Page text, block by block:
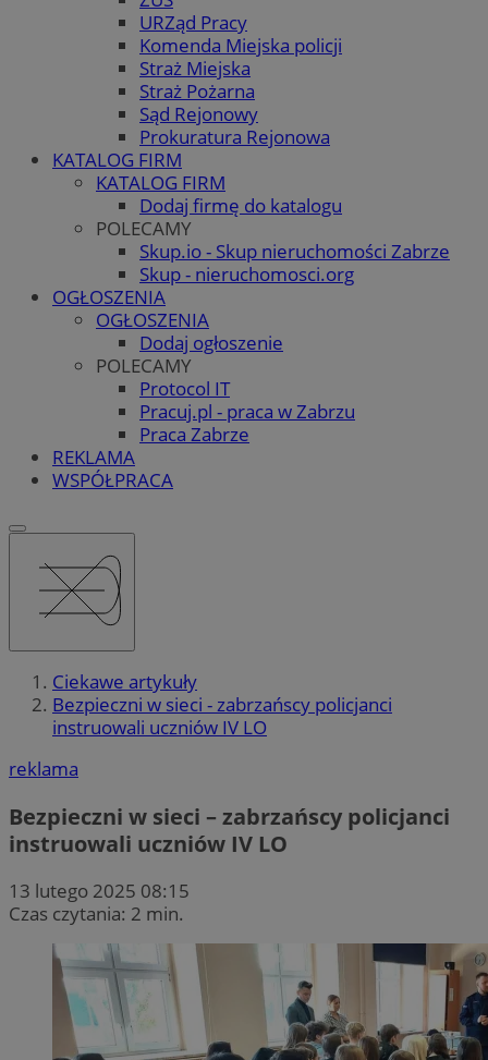
URZąd Pracy
Komenda Miejska policji
Straż Miejska
Straż Pożarna
Sąd Rejonowy
Prokuratura Rejonowa
KATALOG FIRM
KATALOG FIRM
Dodaj firmę do katalogu
POLECAMY
Skup.io - Skup nieruchomości Zabrze
Skup - nieruchomosci.org
OGŁOSZENIA
OGŁOSZENIA
Dodaj ogłoszenie
POLECAMY
Protocol IT
Pracuj.pl - praca w Zabrzu
Praca Zabrze
REKLAMA
WSPÓŁPRACA
Ciekawe artykuły
Bezpieczni w sieci - zabrzańscy policjanci
instruowali uczniów IV LO
reklama
Bezpieczni w sieci – zabrzańscy policjanci
instruowali uczniów IV LO
13 lutego 2025 08:15
Czas czytania: 2 min.